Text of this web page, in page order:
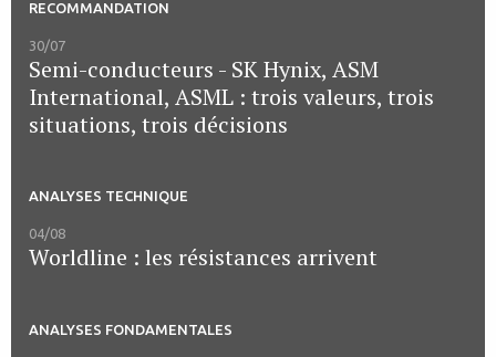
RECOMMANDATION
30/07
Semi-conducteurs - SK Hynix, ASM
International, ASML : trois valeurs, trois
situations, trois décisions
ANALYSES TECHNIQUE
04/08
Worldline : les résistances arrivent
ANALYSES FONDAMENTALES